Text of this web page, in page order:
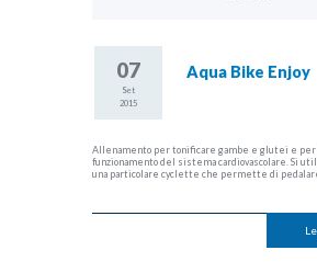
07
Set
2015
Aqua Bike Enjoy
Allenamento per tonificare gambe e glutei e
funzionamento del sistema cardiovascolare. Si
una particolare cyclette che permette di